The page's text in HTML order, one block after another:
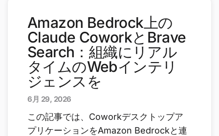
Amazon Bedrock上の
Claude CoworkとBrave
Search：組織にリアル
タイムのWebインテリ
ジェンスを
6月 29, 2026
この記事では、Coworkデスクトップア
プリケーションをAmazon Bedrockと連